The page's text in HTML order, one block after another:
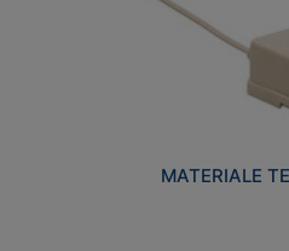
MATERIALE